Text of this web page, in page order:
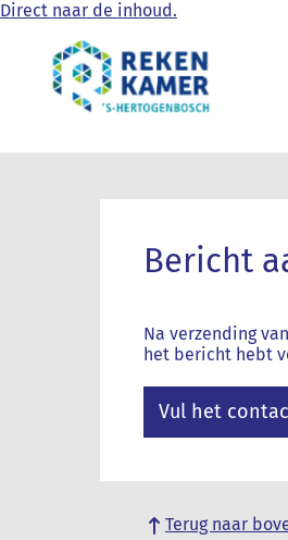
Direct naar de inhoud.
Bericht
Na verzending
het bericht hebt
Vul het
Terug naar